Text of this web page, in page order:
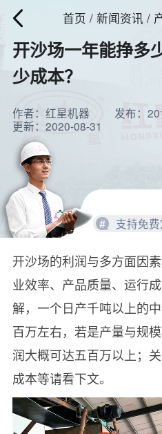
首页 / 新闻资讯 /
开沙场一年能挣多
少成本？
作者：红星机器
发布：
更新：2020-08-31
# 支持免
开沙场的利润与多方面因
业效率、产品质量、运行
解，一个日产千吨以上的
百万左右，若是产量与规
润大概可达五百万以上；
成本等请看下文。